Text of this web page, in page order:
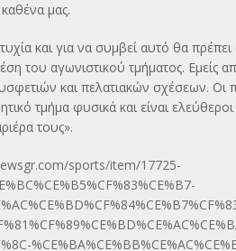
μας.
και για να συμβεί αυτό θα
του αγωνιστικού τμήματος. Εμείς
και πελατιακών σχέσεων. Οι
τμήμα φυσικά και είναι
τους».
sports/item/17725-